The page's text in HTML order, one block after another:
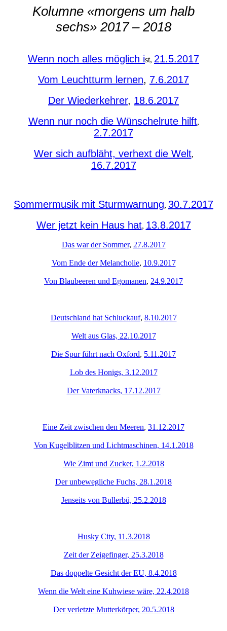
Kolumne «morgens um halb
sechs» 2017 – 2018
Wenn noch alles möglich ist, 21.5.2017
Vom Leuchtturm lernen, 7.6.2017
Der Wiederkehrer, 18.6.2017
Wenn nur noch die Wünschelrute hilft,
2.7.2017
Wer sich aufbläht, verhext die Welt,
16.7.2017
Sommermusik mit Sturmwarnung, 30.7.2017
Wer jetzt kein Haus hat, 13.8.2017
Das war der Sommer, 27.8.2017
Vom Ende der Melancholie, 10.9.2017
Von Blaubeeren und Egomanen, 24.9.2017
Deutschland hat Schluckauf, 8.10.2017
Welt aus Glas, 22.10.2017
Die Spur führt nach Oxford, 5.11.2017
Lob des Honigs, 3.12.2017
Der Vaterknacks, 17.12.2017
Eine Zeit zwischen den Meeren, 31.12.2017
Von Kugelblitzen und Lichtmaschinen, 14.1.2018
Wie Zimt und Zucker, 1.2.2018
Der unbewegliche Fuchs, 28.1.2018
Jenseits von Bullerbü, 25.2.2018
Husky City, 11.3.2018
Zeit der Zeigefinger, 25.3.2018
Das doppelte Gesicht der EU, 8.4.2018
Wenn die Welt eine Kuhwiese wäre, 22.4.2018
Der verletzte Mutterkörper, 20.5.2018